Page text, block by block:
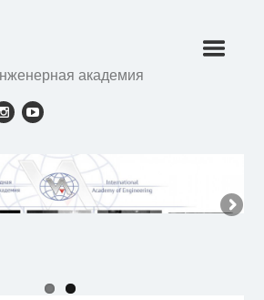
академия